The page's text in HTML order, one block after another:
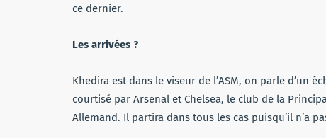
ce dernier.
Les arrivées ?
Khedira est dans le viseur de l’ASM, on parle d’un
courtisé par Arsenal et Chelsea, le club de la
Allemand. Il partira dans tous les cas puisqu’il n’a